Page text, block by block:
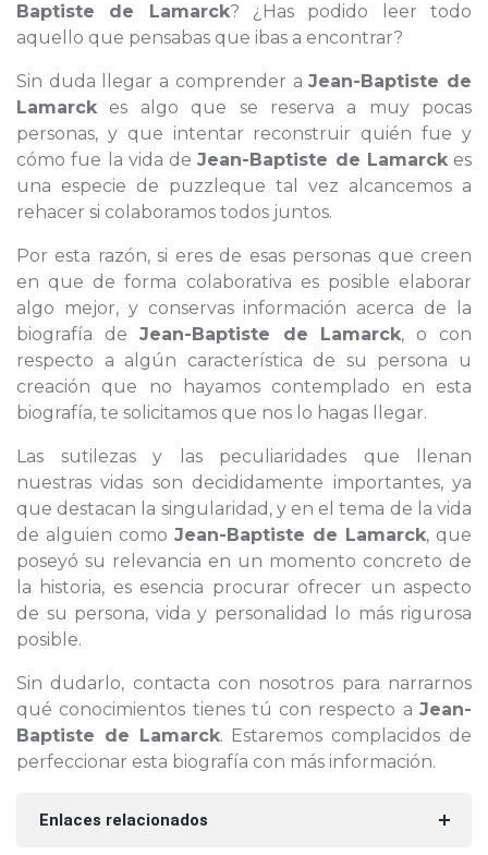
Baptiste de Lamarck? ¿Has podido leer todo
aquello que pensabas que ibas a encontrar?
Sin duda llegar a comprender aJean-Baptiste de
Lamarck es algo que se reserva a muy pocas
personas, y que intentar reconstruir quién fue y
cómo fue la vida deJean-Baptiste de Lamarckes
una especie de puzzleque tal vez alcancemos a
rehacer si colaboramos todos juntos.
Por esta razón, si eres de esas personas que creen
en que de forma colaborativa es posible elaborar
algo mejor, y conservas información acerca de la
biografía de Jean-Baptiste de Lamarck, o con
respecto a algún característica de su persona u
creación que no hayamos contemplado en esta
biografía, te solicitamos que nos lo hagas llegar.
Las sutilezas y las peculiaridades que llenan
nuestras vidas son decididamente importantes, ya
que destacan la singularidad, y en el tema de la vida
de alguien como Jean-Baptiste de Lamarck, que
poseyó su relevancia en un momento concreto de
la historia, es esencia procurar ofrecer un aspecto
de su persona, vida y personalidad lo más rigurosa
posible.
Sin dudarlo, contacta con nosotros para narrarnos
qué conocimientos tienes tú con respecto a Jean-
Baptiste de Lamarck. Estaremos complacidos de
perfeccionar esta biografía con más información.
Enlaces relacionados